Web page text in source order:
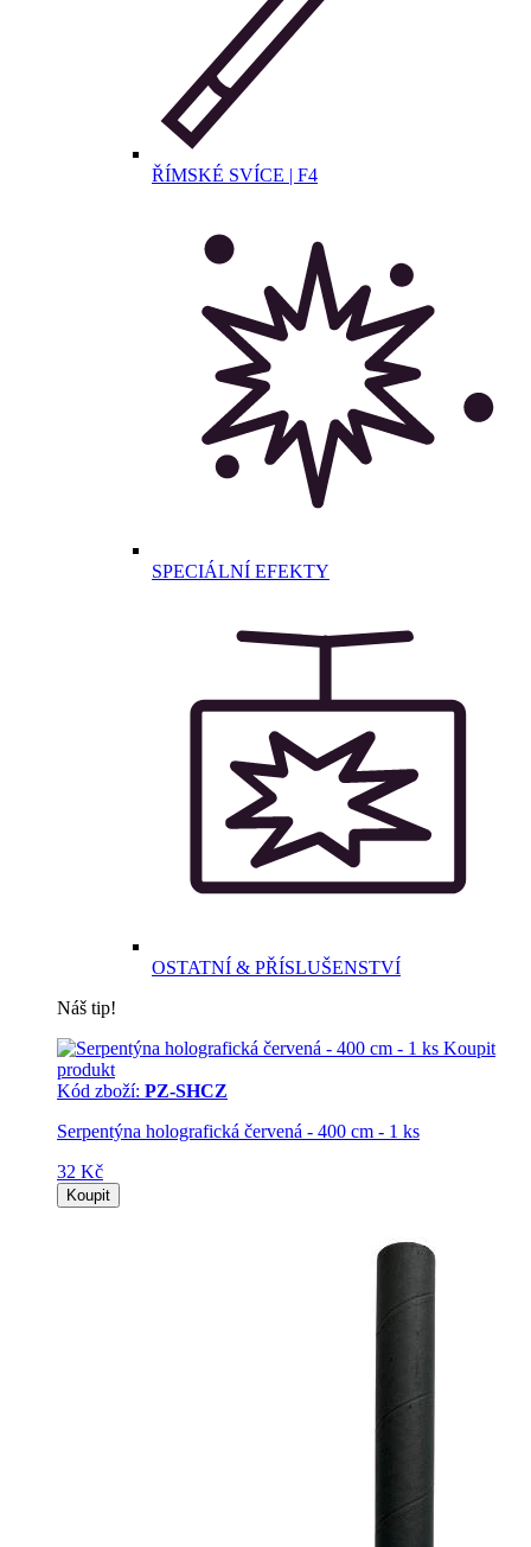
ŘÍMSKÉ SVÍCE | F4
SPECIÁLNÍ EFEKTY
OSTATNÍ & PŘÍSLUŠENSTVÍ
Náš tip!
Koupit
produkt
Kód zboží: PZ-SHCZ
Serpentýna holografická červená - 400 cm - 1 ks
32 Kč
Koupit